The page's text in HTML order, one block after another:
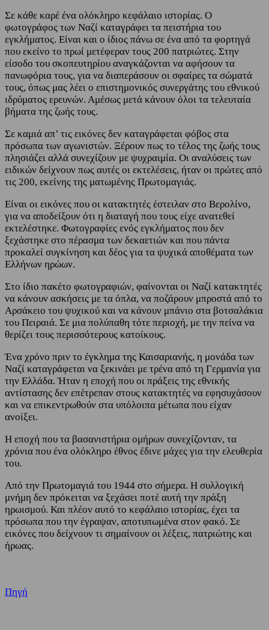
Σε κάθε καρέ ένα ολόκληρο κεφάλαιο ιστορίας. Ο
φωτογράφος των Ναζί καταγράφει τα πειστήρια του
εγκλήματος. Είναι και ο ίδιος πάνω σε ένα από τα φορτηγά
που εκείνο το πρωί μετέφεραν τους 200 πατριώτες. Στην
είσοδο του σκοπευτηρίου αναγκάζονται να αφήσουν τα
πανωφόρια τους, για να διαπεράσουν οι σφαίρες τα σώματά
τους, όπως μας λέει ο επιστημονικός συνεργάτης του εθνικού
ιδρύματος ερευνών. Αμέσως μετά κάνουν όλοι τα τελευταία
βήματα της ζωής τους.
Σε καμιά απ’ τις εικόνες δεν καταγράφεται φόβος στα
πρόσωπα των αγωνιστών. Ξέρουν πως το τέλος της ζωής τους
πλησιάζει αλλά συνεχίζουν με ψυχραιμία. Οι αναλύσεις των
ειδικών δείχνουν πως αυτές οι εκτελέσεις, ήταν οι πρώτες από
τις 200, εκείνης της ματωμένης Πρωτομαγιάς.
Είναι οι εικόνες που οι κατακτητές έστειλαν στο Βερολίνο,
για να αποδείξουν ότι η διαταγή που τους είχε ανατεθεί
εκτελέστηκε. Φωτογραφίες ενός εγκλήματος που δεν
ξεχάστηκε στο πέρασμα των δεκαετιών και που πάντα
προκαλεί συγκίνηση και δέος για τα ψυχικά αποθέματα των
Ελλήνων ηρώων.
Στο ίδιο πακέτο φωτογραφιών, φαίνονται οι Ναζί κατακτητές
να κάνουν ασκήσεις με τα όπλα, να ποζάρουν μπροστά από το
Αρσάκειο του ψυχικού και να κάνουν μπάνιο στα βοτσαλάκια
του Πειραιά. Σε μια πολύπαθη τότε περιοχή, με την πείνα να
θερίζει τους περισσότερους κατοίκους.
Ένα χρόνο πριν το έγκλημα της Καισαριανής, η μονάδα των
Ναζί καταγράφεται να ξεκινάει με τρένα από τη Γερμανία για
την Ελλάδα. Ήταν η εποχή που οι πράξεις της εθνικής
αντίστασης δεν επέτρεπαν στους κατακτητές να εφησυχάσουν
και να επικεντρωθούν στα υπόλοιπα μέτωπα που είχαν
ανοίξει.
Η εποχή που τα βασανιστήρια ομήρων συνεχίζονταν, τα
χρόνια που ένα ολόκληρο έθνος έδινε μάχες για την ελευθερία
του.
Από την Πρωτομαγιά του 1944 στο σήμερα. Η συλλογική
μνήμη δεν πρόκειται να ξεχάσει ποτέ αυτή την πράξη
ηρωισμού. Και πλέον αυτό το κεφάλαιο ιστορίας, έχει τα
πρόσωπα που την έγραψαν, αποτυπωμένα στον φακό. Σε
εικόνες που δείχνουν τι σημαίνουν οι λέξεις, πατριώτης και
ήρωας.
Πηγή